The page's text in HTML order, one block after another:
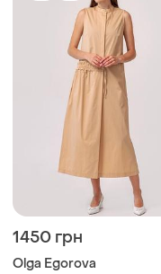
1450 грн
Olga Egorova